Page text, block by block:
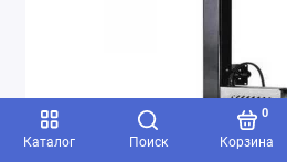
Каталог Поиск Корзина
0